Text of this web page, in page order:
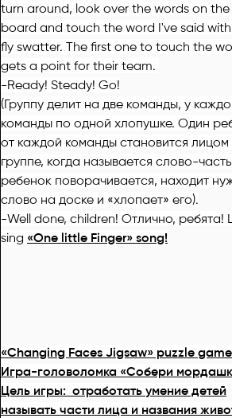
turn around, look over the words on the
board and touch the word I've said
fly swatter. The first one to touch the
gets a point for their team.
-Ready! Steady! Go!
(Группу делит на две команды, у
команды по одной хлопушке. Один
от каждой команды становится лицом
группе, когда называется слово-
ребенок поворачивается, находит
слово на доске и «хлопает» его).
-Well done, children! Отлично, ребята!
sing «One little Finger» song!
«Changing Faces Jigsaw» puzzle
Игра-головоломка «Собери
Цель игры: отработать умение детей
называть части лица и названия